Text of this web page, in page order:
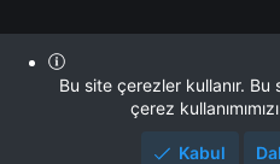
Bu site çerezler kullanır.
çerez
Kabul